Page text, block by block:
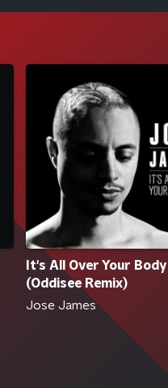
It's All Over Your Body
(Oddisee Remix)
Jose James